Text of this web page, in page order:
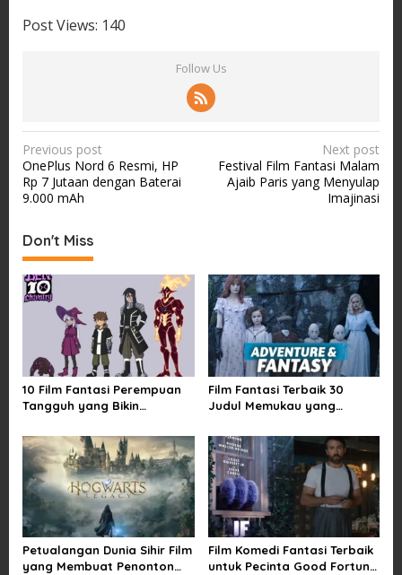
Post Views: 140
Follow Us
P
o
s
n
a
v
a
t
o
n
Previous post
OnePlus Nord 6 Resmi, HP
Rp 7 Jutaan dengan Baterai
9.000 mAh
Next post
Festival Film Fantasi Malam
Ajaib Paris yang Menyulap
Imajinasi
Don't Miss
10 Film Fantasi Perempuan
Tangguh yang Bikin
Damsel
Film Fantasi Terbaik 30
Judul Memukau yang
Petualangan Dunia Sihir Film
yang Membuat Penonton
Film Komedi Fantasi Terbaik
untuk Pecinta Good Fortune